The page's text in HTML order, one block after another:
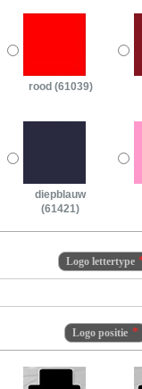
rood (61039)
diepblauw
(61421)
Logo lettertype
Logo positie